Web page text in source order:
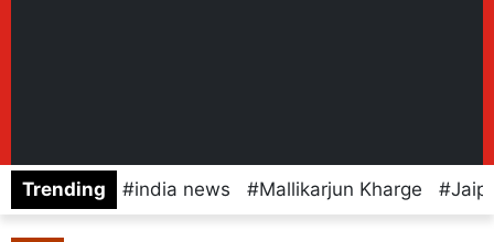
Trending india news Mallikarjun Kharge